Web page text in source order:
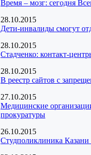
Время – мозг: сегодня
28.10.2015
Дети-инвалиды смогут
28.10.2015
Стадченко: контакт-
28.10.2015
В реестр сайтов с
27.10.2015
Медицинские
прокуратуры
26.10.2015
Студполиклиника Казани